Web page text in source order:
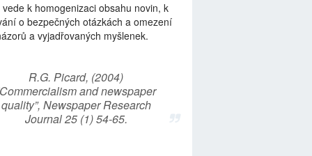
vede k homogenizaci obsahu novin, k
o bezpečných otázkách a omezení
a vyjadřovaných myšlenek.
R.G. Picard, (2004)
and newspaper
quality”, Newspaper Research
Journal 25 (1) 54-65.